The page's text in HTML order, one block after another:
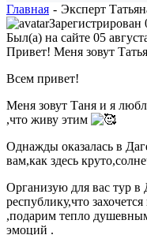
Главная - Эксперт
Зарегистрирован
Был(а) на сайте 05
Привет! Меня зовут
Всем привет!
Меня зовут Таня и я
,что живу этим
Однажды оказалась в
вам,как здесь
Организую для вас тур
республику,что
,подарим тепло
эмоций .